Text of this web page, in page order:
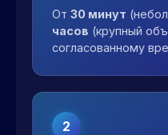
От 30 минут
часов (крупный
согласованному
2